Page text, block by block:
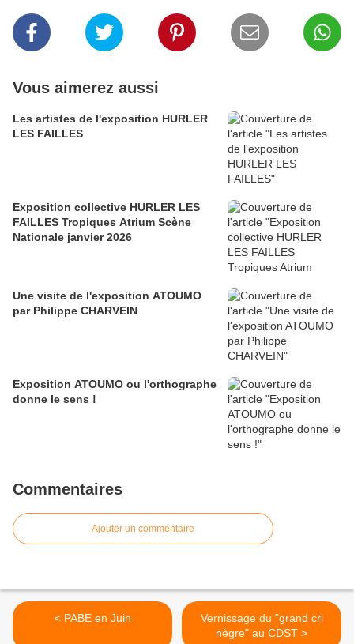
Vous aimerez aussi
Les artistes de l'exposition HURLER
LES FAILLES
Exposition collective HURLER LES
FAILLES Tropiques Atrium Scène
Nationale janvier 2026
Une visite de l'exposition ATOUMO
par Philippe CHARVEIN
Exposition ATOUMO ou l'orthographe
donne le sens !
Commentaires
Ajouter un commentaire
< PABE en Juin
Vernissage du "grand cri
nègre" au CDST >